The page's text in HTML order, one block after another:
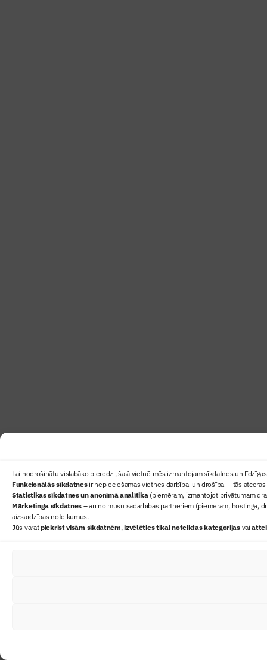
Lai nodrošinātu vislabāko pieredzi, šajā vietnē mēs izmantojam sīkdatnes un
Funkcionālās sīkdatnesir nepieciešamas vietnes darbībai un drošībai – tās
Statistikas sīkdatnes un anonīmā analītika(piemēram, izmantojot privātumam
Mārketinga sīkdatnes – arī no mūsu sadarbības partneriem (piemēram, hostinga,
aizsardzības noteikumus.
Jūs varatpiekrist visām sīkdatnēm,izvēlēties tikai noteiktas kategorijasvai